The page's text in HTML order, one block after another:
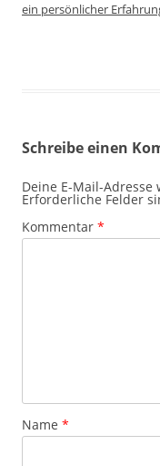
ein persönlicher
Schreibe einen
Deine E-Mail-
Erforderliche Felder
Kommentar *
Name *